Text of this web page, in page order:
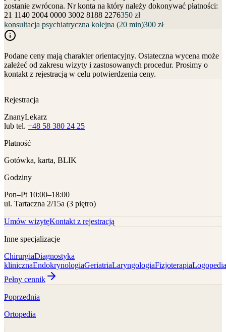
zostanie zwrócona. Nr konta na który należy dokonywać płatności:
21 1140 2004 0000 3002 8188 2276350 zł
konsultacja psychiatryczna kolejna (20 min)300 zł
Podane ceny mają charakter orientacyjny. Ostateczna wycena może
zależeć od zakresu wizyty i zastosowanych procedur. Prosimy o
kontakt z rejestracją w celu potwierdzenia ceny.
Rejestracja
ZnanyLekarz
lub tel. +48 58 380 24 25
Płatność
Gotówka, karta, BLIK
Godziny
Pon–Pt 10:00–18:00
ul. Tartaczna 2/15a (3 piętro)
Umów wizytęKontakt z rejestracją
Inne specjalizacje
ChirurgiaDiagnostyka
klinicznaEndokrynologiaGeriatriaLaryngologiaFizjoterapiaLogopedia
Pełny cennik
Poprzednia
Ortopedia